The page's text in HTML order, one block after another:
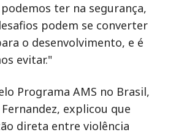
ter na segurança,
podem se converter
o desenvolvimento, e é
evitar."
Programa AMS no Brasil,
explicou que
direta entre violência